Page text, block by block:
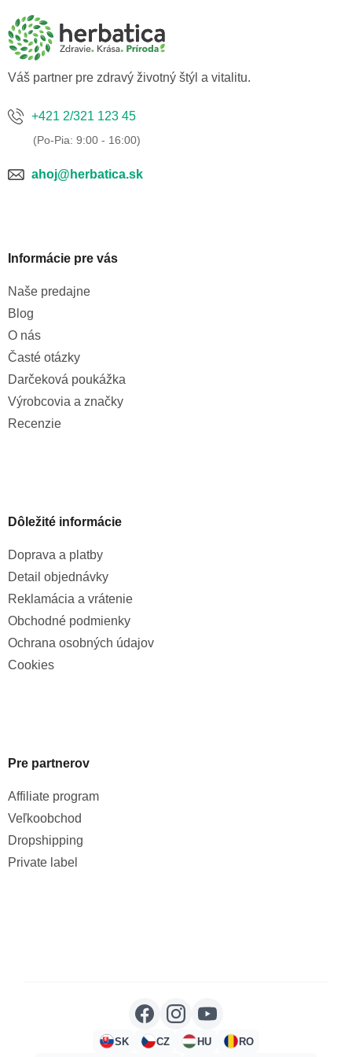
Váš partner pre zdravý životný štýl a vitalitu.
+421 2/321 123 45
ahoj@herbatica.sk
Informácie pre vás
Naše predajne
Blog
O nás
Časté otázky
Darčeková poukážka
Výrobcovia a značky
Recenzie
Dôležité informácie
Doprava a platby
Detail objednávky
Reklamácia a vrátenie
Obchodné podmienky
Ochrana osobných údajov
Cookies
Pre partnerov
Affiliate program
Veľkoobchod
Dropshipping
Private label
SK CZ HU RO